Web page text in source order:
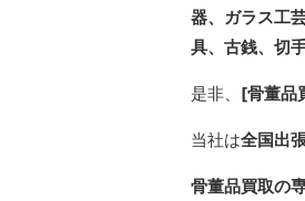
器、ガラス工
具、古銭、切
是非、 [骨董品
当社は全国出
骨董品買取の